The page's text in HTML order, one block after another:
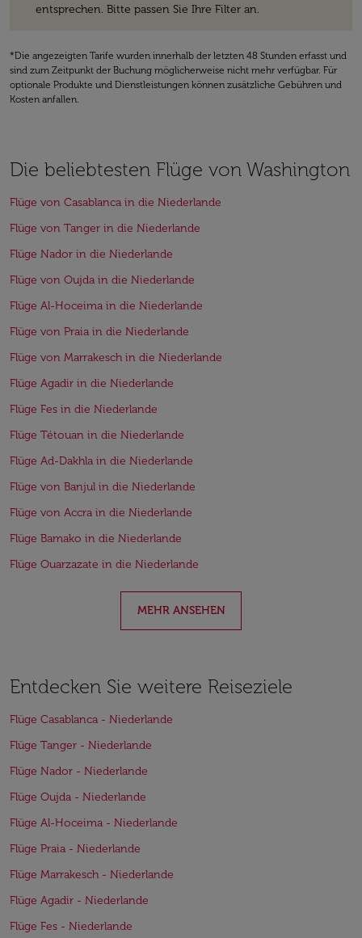
entsprechen. Bitte passen Sie Ihre Filter an.
*Die angezeigten Tarife wurden innerhalb der letzten 48 Stunden erfasst und
sind zum Zeitpunkt der Buchung möglicherweise nicht mehr verfügbar. Für
optionale Produkte und Dienstleistungen können zusätzliche Gebühren und
Kosten anfallen.
Die beliebtesten Flüge von Washington
Flüge von Casablanca in die Niederlande
Flüge von Tanger in die Niederlande
Flüge Nador in die Niederlande
Flüge von Oujda in die Niederlande
Flüge Al-Hoceima in die Niederlande
Flüge von Praia in die Niederlande
Flüge von Marrakesch in die Niederlande
Flüge Agadir in die Niederlande
Flüge Fes in die Niederlande
Flüge Tétouan in die Niederlande
Flüge Ad-Dakhla in die Niederlande
Flüge von Banjul in die Niederlande
Flüge von Accra in die Niederlande
Flüge Bamako in die Niederlande
Flüge Ouarzazate in die Niederlande
MEHR ANSEHEN
Entdecken Sie weitere Reiseziele
Flüge Casablanca - Niederlande
Flüge Tanger - Niederlande
Flüge Nador - Niederlande
Flüge Oujda - Niederlande
Flüge Al-Hoceima - Niederlande
Flüge Praia - Niederlande
Flüge Marrakesch - Niederlande
Flüge Agadir - Niederlande
Flüge Fes - Niederlande